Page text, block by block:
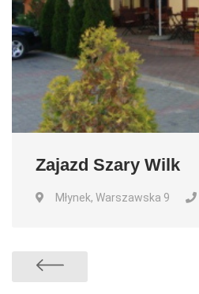
Zajazd Szary Wilk
Młynek, Warszawska 9